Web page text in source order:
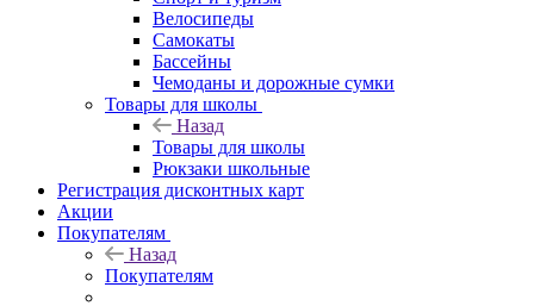
Велосипеды
Самокаты
Бассейны
Чемоданы и дорожные сумки
Товары для школы
Назад
Товары для школы
Рюкзаки школьные
Регистрация дисконтных карт
Акции
Покупателям
Назад
Покупателям